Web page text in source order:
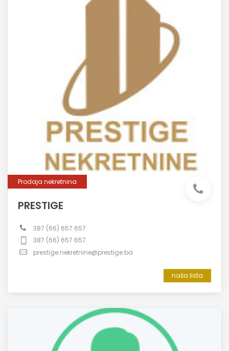
Prodaja nekretnina
PRESTIGE
387 (66) 657 657
387 (66) 657 657
prestige.nekretnine@prestige.ba
naša lista